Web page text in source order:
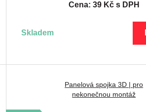
Cena: 39 Kč s DPH
skladem
Panelová spojka 3D | pro
nekonečnou montáž